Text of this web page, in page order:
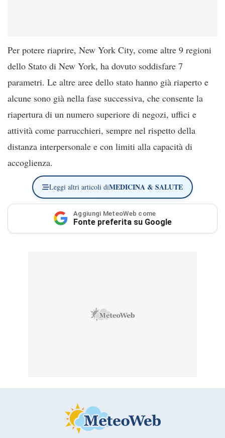
Per potere riaprire, New York City, come altre 9 regioni
dello Stato di New York, ha dovuto soddisfare 7
parametri. Le altre aree dello stato hanno già riaperto e
alcune sono già nella fase successiva, che consente la
riapertura di un numero superiore di negozi, uffici e
attività come parrucchieri, sempre nel rispetto della
distanza interpersonale e con limiti alla capacità di
accoglienza.
Leggi altri articoli diMEDICINA & SALUTE
Aggiungi MeteoWeb come
Fonte preferita su Google